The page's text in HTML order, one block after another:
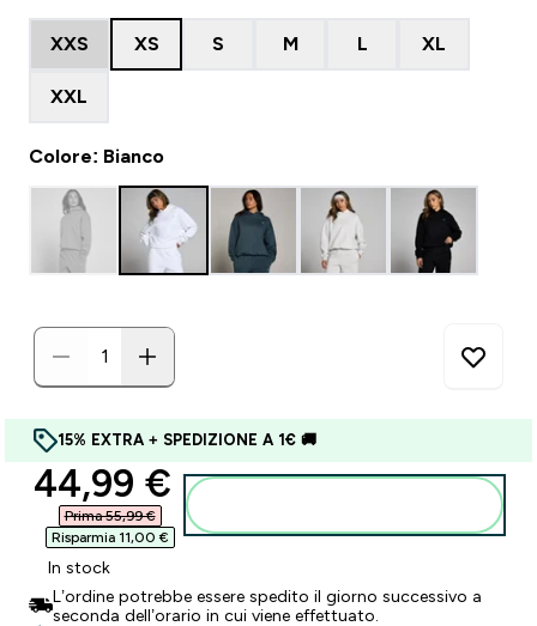
XXS XS S M L XL
XXL
Colore: Bianco
15% EXTRA + SPEDIZIONE A 1€ 🚚
discounted price
44,99 €‎
Prima 55,99 €‎
Risparmia 11,00 €‎
In stock
L’ordine potrebbe essere spedito il giorno successivo a
seconda dell’orario in cui viene effettuato.